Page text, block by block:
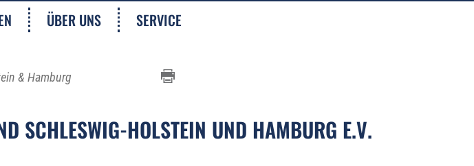
ÜBER UNS SERVICE
& Hamburg
SCHLESWIG-HOLSTEIN UND HAMBURG E.V.